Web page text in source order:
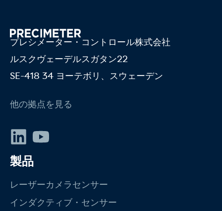
プレシメーター・コントロール株式会社
ルスクヴェーデルスガタン22
SE-418 34 ヨーテボリ、スウェーデン
他の拠点を見る
リンクトイン
製品
レーザーカメラセンサー
インダクティブ・センサー